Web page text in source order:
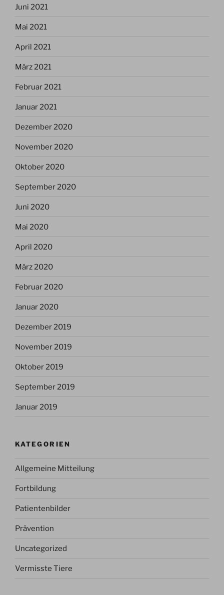
Juni 2021
Mai 2021
April 2021
März 2021
Februar 2021
Januar 2021
Dezember 2020
November 2020
Oktober 2020
September 2020
Juni 2020
Mai 2020
April 2020
März 2020
Februar 2020
Januar 2020
Dezember 2019
November 2019
Oktober 2019
September 2019
Januar 2019
KATEGORIEN
Allgemeine Mitteilung
Fortbildung
Patientenbilder
Prävention
Uncategorized
Vermisste Tiere